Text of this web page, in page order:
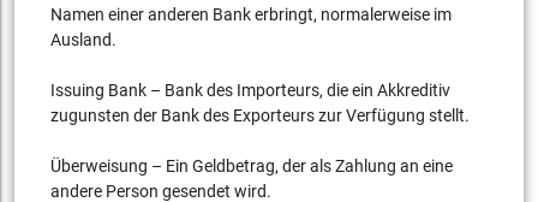
Namen einer anderen Bank erbringt, normalerweise im
Ausland.
Issuing Bank – Bank des Importeurs, die ein Akkreditiv
zugunsten der Bank des Exporteurs zur Verfügung stellt.
Überweisung – Ein Geldbetrag, der als Zahlung an eine
andere Person gesendet wird.